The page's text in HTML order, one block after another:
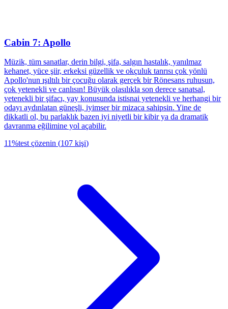
Cabin 7: Apollo
Müzik, tüm sanatlar, derin bilgi, şifa, salgın hastalık, yanılmaz
kehanet, yüce şiir, erkeksi güzellik ve okçuluk tanrısı çok yönlü
Apollo'nun ışıltılı bir çocuğu olarak gerçek bir Rönesans ruhusun,
çok yetenekli ve canlısın! Büyük olasılıkla son derece sanatsal,
yetenekli bir şifacı, yay konusunda istisnai yetenekli ve herhangi bir
odayı aydınlatan güneşli, iyimser bir mizaca sahipsin. Yine de
dikkatli ol, bu parlaklık bazen iyi niyetli bir kibir ya da dramatik
davranma eğilimine yol açabilir.
11%test çözenin (107 kişi)